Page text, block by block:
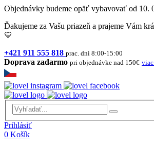
Objednávky budeme opäť vybavovať od 10.
Ďakujeme za Vašu priazeň a prajeme Vám
💛
+421 911 555 818 prac. dni 8:00-15:00
Doprava zadarmo pri objednávke nad 150€
Prihlásiť
0 Košík